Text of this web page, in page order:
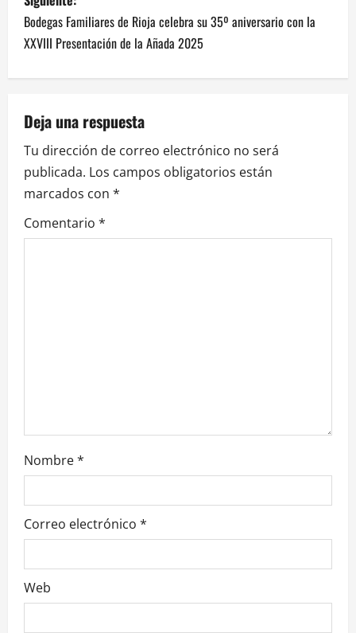
v
e
g
a
c
i
ó
n
r
a
d
a
s
Bodegas Familiares de Rioja celebra su 35º aniversario con la
XXVIII Presentación de la Añada 2025
Deja una respuesta
Tu dirección de correo electrónico no será
publicada. Los campos obligatorios están
marcados con *
Comentario *
Nombre*
Correo electrónico *
Web